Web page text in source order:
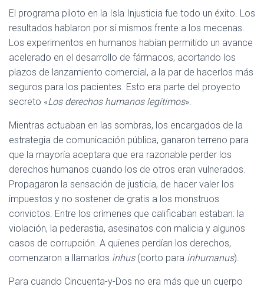
El programa piloto en la Isla Injusticia fue todo un éxito. Los
resultados hablaron por sí mismos frente a los mecenas.
Los experimentos en humanos habían permitido un avance
acelerado en el desarrollo de fármacos, acortando los
plazos de lanzamiento comercial, a la par de hacerlos más
seguros para los pacientes. Esto era parte del proyecto
secreto «Los derechos humanos legítimos».
Mientras actuaban en las sombras, los encargados de la
estrategia de comunicación pública, ganaron terreno para
que la mayoría aceptara que era razonable perder los
derechos humanos cuando los de otros eran vulnerados.
Propagaron la sensación de justicia, de hacer valer los
impuestos y no sostener de gratis a los monstruos
convictos. Entre los crímenes que calificaban estaban: la
violación, la pederastia, asesinatos con malicia y algunos
casos de corrupción. A quienes perdían los derechos,
comenzaron a llamarlos inhus(corto para inhumanus).
Para cuando Cincuenta-y-Dos no era más que un cuerpo